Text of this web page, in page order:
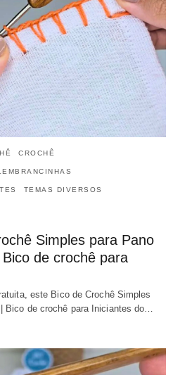
CROCHÊ
TEMAS DIVERSOS
Simples para Pano
de crochê para
este Bico de Crochê Simples
Bico de crochê para Iniciantes do…